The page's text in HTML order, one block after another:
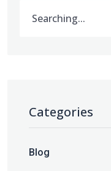
Categories
Blog